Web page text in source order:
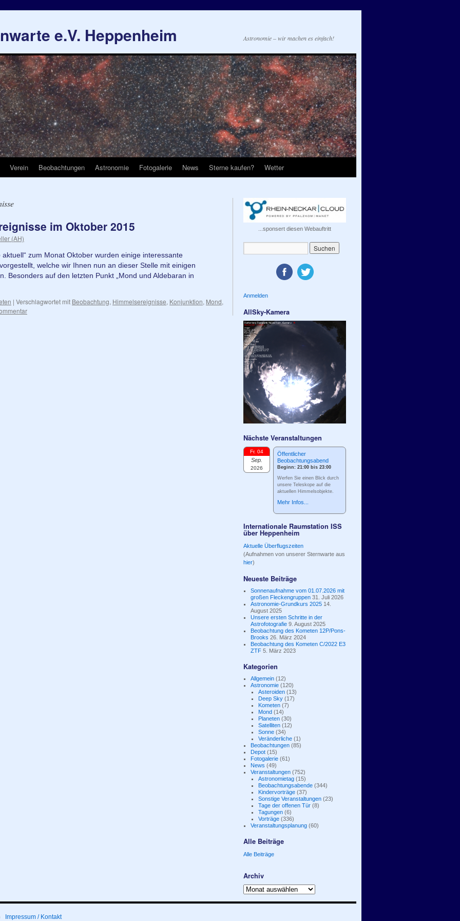
e.V. Heppenheim Astronomie – wir machen es einfach!
Verein Beobachtungen Astronomie Fotogalerie News Sterne kaufen? Wetter
im Oktober 2015
(AH)
zum Monat Oktober wurden einige interessante
welche wir Ihnen nun an dieser Stelle mit einigen
Besonders auf den letzten Punkt „Mond und Aldebaran in
| Verschlagwortet mit Beobachtung, Himmelsereignisse, Konjunktion, Mond,
...sponsert diesen Webauftritt
Anmelden
AllSky-Kamera
Nächste Veranstaltungen
Fr. 04
Sep.
2026
Öffentlicher
Beobachtungsabend
Beginn: 21:00 bis 23:00
Werfen Sie einen Blick durch
unsere Teleskope auf die
aktuellen Himmelsobjekte.
Mehr Infos...
Internationale Raumstation ISS
über Heppenheim
Aktuelle Überflugszeiten
(Aufnahmen von unserer Sternwarte aus
hier)
Neueste Beiträge
Sonnenaufnahme vom 01.07.2026 mit
großen Fleckengruppen 31. Juli 2026
Astronomie-Grundkurs 2025 14.
August 2025
Unsere ersten Schritte in der
Astrofotografie 9. August 2025
Beobachtung des Kometen 12P/Pons-
Brooks 26. März 2024
Beobachtung des Kometen C/2022 E3
ZTF 5. März 2023
Kategorien
Allgemein (12)
Astronomie (120)
Asteroiden(13)
Deep Sky(17)
Kometen(7)
Mond(14)
Planeten(30)
Satelliten(12)
Sonne(34)
Veränderliche(1)
Beobachtungen (85)
Depot (15)
Fotogalerie (61)
News (49)
Veranstaltungen (752)
Astronomietag(15)
Beobachtungsabende(344)
Kindervorträge(37)
Sonstige Veranstaltungen(23)
Tage der offenen Tür(8)
Tagungen(6)
Vorträge(336)
Veranstaltungsplanung (60)
Alle Beiträge
Alle Beiträge
Archiv
Archiv
Impressum / Kontakt